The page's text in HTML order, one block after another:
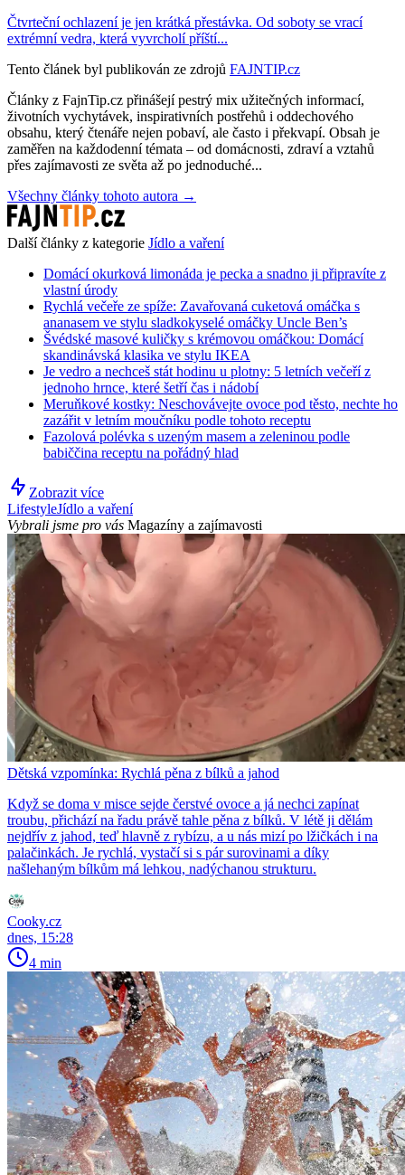
Čtvrteční ochlazení je jen krátká přestávka. Od soboty se vrací
extrémní vedra, která vyvrcholí příští...
Tento článek byl publikován ze zdrojů FAJNTIP.cz
Články z FajnTip.cz přinášejí pestrý mix užitečných informací,
životních vychytávek, inspirativních postřehů i oddechového
obsahu, který čtenáře nejen pobaví, ale často i překvapí. Obsah je
zaměřen na každodenní témata – od domácnosti, zdraví a vztahů
přes zajímavosti ze světa až po jednoduché...
Všechny články tohoto autora →
Další články z kategorie Jídlo a vaření
Domácí okurková limonáda je pecka a snadno ji připravíte z
vlastní úrody
Rychlá večeře ze spíže: Zavařovaná cuketová omáčka s
ananasem ve stylu sladkokyselé omáčky Uncle Ben’s
Švédské masové kuličky s krémovou omáčkou: Domácí
skandinávská klasika ve stylu IKEA
Je vedro a nechceš stát hodinu u plotny: 5 letních večeří z
jednoho hrnce, které šetří čas i nádobí
Meruňkové kostky: Neschovávejte ovoce pod těsto, nechte ho
zazářit v letním moučníku podle tohoto receptu
Fazolová polévka s uzeným masem a zeleninou podle
babiččina receptu na pořádný hlad
Zobrazit více
LifestyleJídlo a vaření
Vybrali jsme pro vás Magazíny a zajímavosti
Dětská vzpomínka: Rychlá pěna z bílků a jahod
Když se doma v misce sejde čerstvé ovoce a já nechci zapínat
troubu, přichází na řadu právě tahle pěna z bílků. V létě ji dělám
nejdřív z jahod, teď hlavně z rybízu, a u nás mizí po lžičkách i na
palačinkách. Je rychlá, vystačí si s pár surovinami a díky
našlehaným bílkům má lehkou, nadýchanou strukturu.
Cooky.cz
dnes, 15:28
4 min